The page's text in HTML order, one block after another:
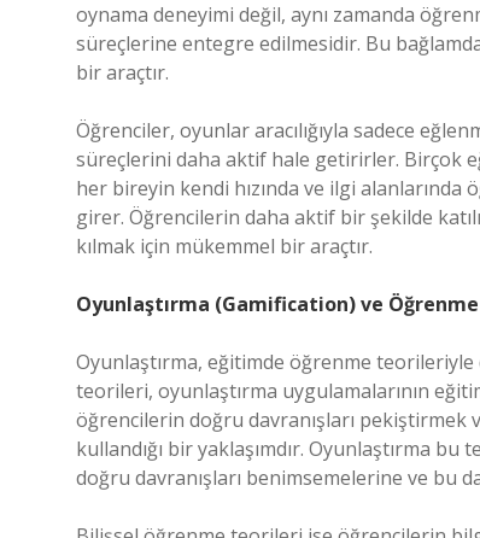
oynama deneyimi değil, aynı zamanda
süreçlerine entegre edilmesidir. Bu
bir araçtır.
Öğrenciler, oyunlar aracılığıyla sadece
süreçlerini daha aktif hale getirirler. Birçok
her bireyin kendi hızında ve ilgi
girer. Öğrencilerin daha aktif bir şekilde
kılmak için mükemmel bir araçtır.
Oyunlaştırma (Gamification) ve
Oyunlaştırma, eğitimde öğrenme teorileriyle
teorileri, oyunlaştırma uygulamalarının
öğrencilerin doğru davranışları
kullandığı bir yaklaşımdır. Oyunlaştırma
doğru davranışları benimsemelerine ve bu